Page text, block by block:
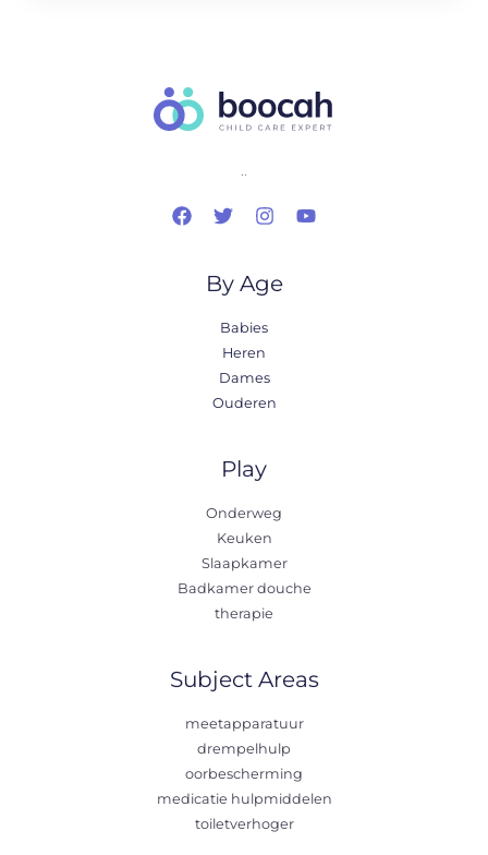
..
By Age
Babies
Heren
Dames
Ouderen
Play
Onderweg
Keuken
Slaapkamer
Badkamer douche
therapie
Subject Areas
meetapparatuur
drempelhulp
oorbescherming
medicatie hulpmiddelen
toiletverhoger